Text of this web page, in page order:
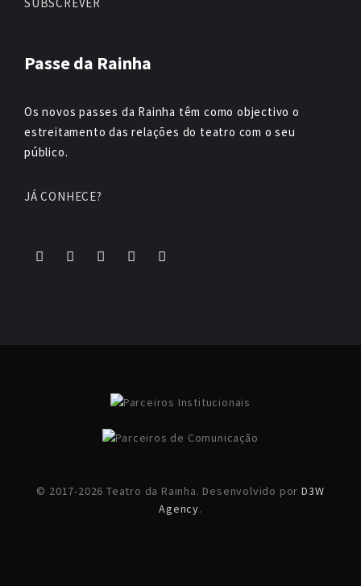
Passe da Rainha
Os novos passes da Rainha têm como objectivo o
estreitamento das relações do teatro com o seu
público.
JÁ CONHECE?
© 2017-2026 Teatro da Rainha. Desenvolvido porD3W
Agency.